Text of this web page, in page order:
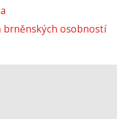
brněnských osobností